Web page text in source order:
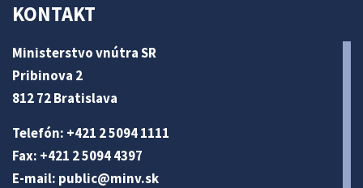
KONTAKT
Ministerstvo vnútra SR
Pribinova 2
812 72 Bratislava
Telefón: +421 2 5094 1111
Fax: +421 2 5094 4397
E-mail: public@minv.sk